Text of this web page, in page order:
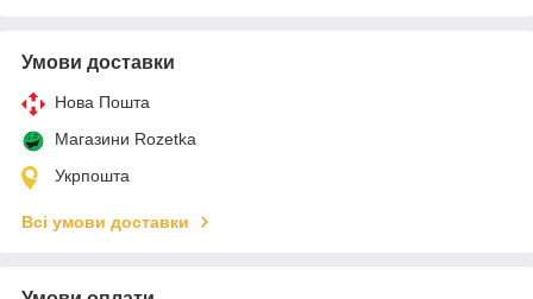
Умови доставки
Нова Пошта
Магазини Rozetka
Укрпошта
Всі умови доставки